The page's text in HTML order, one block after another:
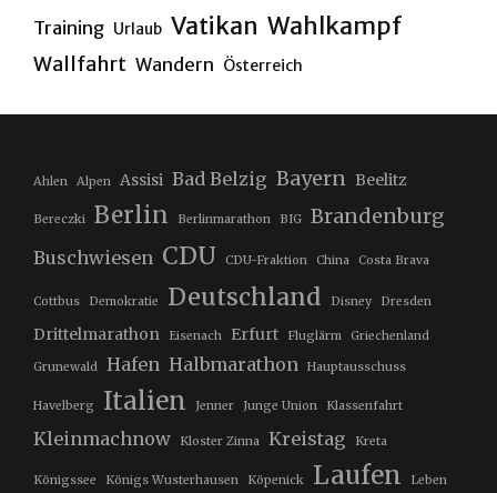
Training Urlaub Vatikan Wahlkampf
Wallfahrt Wandern Österreich
Ahlen Alpen Assisi Bad Belzig Bayern Beelitz
Bereczki Berlin Berlinmarathon BIG Brandenburg
Buschwiesen CDU CDU-Fraktion China Costa Brava
Cottbus Demokratie Deutschland Disney Dresden
Drittelmarathon Eisenach Erfurt Fluglärm Griechenland
Grunewald Hafen Halbmarathon Hauptausschuss
Havelberg Italien Jenner Junge Union Klassenfahrt
Kleinmachnow Kloster Zinna Kreistag Kreta
Königssee Königs Wusterhausen Köpenick Laufen Leben